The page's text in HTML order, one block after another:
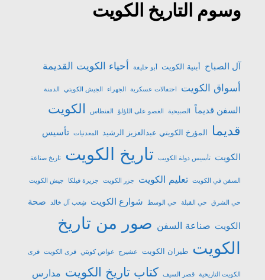
وسوم التاريخ الكويت
آل الصباح أبنية الكويت أبو حليفة
أحياء الكويت القديمة
أسواق الكويت
احتفالات عسكرية الجهراء الجيش الكويتي الدمنة
السفن قديماً الصبيحية الغصو على اللؤلؤ الفنطاس
الكويت
قديما
المؤرخ الكويتي عبدالعزيز الرشيد المعدنيات تأسيس
الكويت تأسيس دولة الكويت تاريخ الكويت تاريخ صناعة
السفن في الكويت تعليم الكويت جزر الكويت جزيرة فيلكا جيش الكويت
حي الشرق حي القبلة حي الوسط شوارع الكويت شِعب آل خالد صحة
الكويت صناعة السفن صور من تاريخ
الكويت طيران الكويت عشیرج غواص كويتي قرى الكويت قرى
الكويت التاريخية قصر السيف كتاب تاريخ الكويت مدارس